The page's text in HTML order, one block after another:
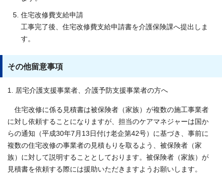
住宅改修費支給申請
工事完了後、住宅改修費支給申請書を介護保険課へ提出しま
す。
その他留意事項
1. 居宅介護支援事業者、介護予防支援事業者の方へ
住宅改修に係る見積書は被保険者（家族）が複数の施工事業者
に対し依頼することになりますが、担当のケアマネジャーは国か
らの通知（平成30年7月13日付け老企第42号）に基づき、事前に
複数の住宅改修の事業者の見積もりを取るよう、被保険者（家
族）に対して説明することとしております。被保険者（家族）が
見積書を依頼する際には援助いただきますようお願いします。